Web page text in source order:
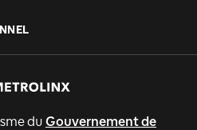
du Gouvernement de